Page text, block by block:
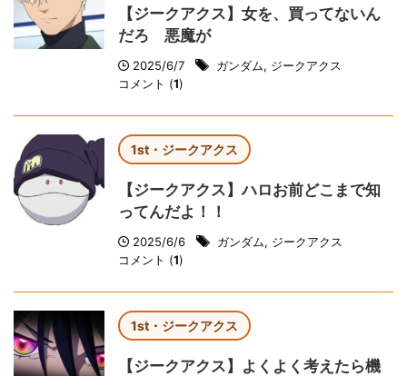
【ジークアクス】女を、買ってないん
だろ 悪魔が
2025/6/7 ガンダム, ジークアクス
コメント (1)
1st・ジークアクス
【ジークアクス】ハロお前どこまで知
ってんだよ！！
2025/6/6 ガンダム, ジークアクス
コメント (1)
1st・ジークアクス
【ジークアクス】よくよく考えたら機